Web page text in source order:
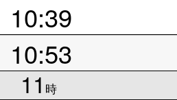
10:39
10:53
11 時